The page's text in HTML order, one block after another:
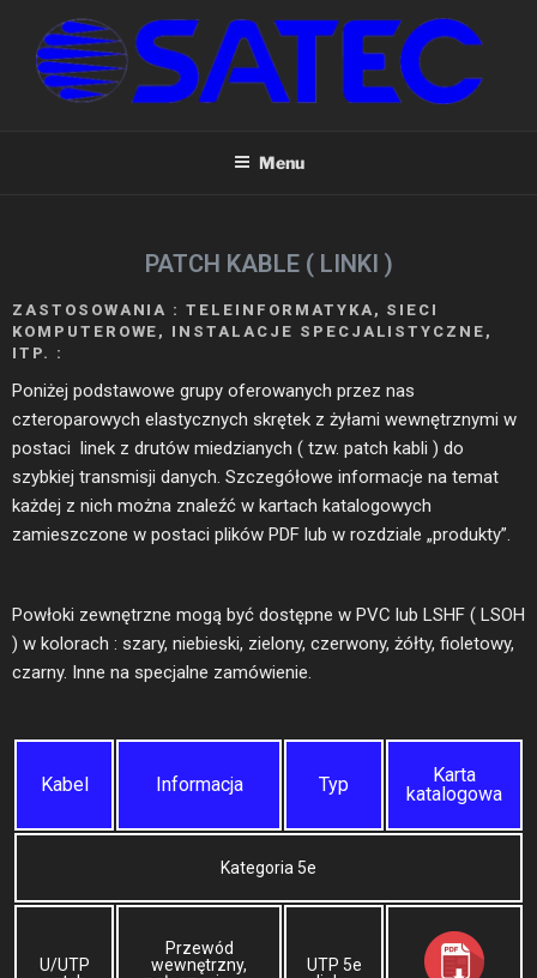
CCTV, CATV, Radiokomunikacji, Teleinformatyce, WLAN, CB, SMATV
Menu
PATCH KABLE ( LINKI )
ZASTOSOWANIA : TELEINFORMATYKA, SIECI
KOMPUTEROWE, INSTALACJE SPECJALISTYCZNE,
ITP. :
Poniżej podstawowe grupy oferowanych przez nas
czteroparowych elastycznych skrętek z żyłami wewnętrznymi w
postaci linek z drutów miedzianych ( tzw. patch kabli ) do
szybkiej transmisji danych. Szczegółowe informacje na temat
każdej z nich można znaleźć w kartach katalogowych
zamieszczone w postaci plików PDF lub w rozdziale „produkty”.
Powłoki zewnętrzne mogą być dostępne w PVC lub LSHF ( LSOH
) w kolorach : szary, niebieski, zielony, czerwony, żółty, fioletowy,
czarny. Inne na specjalne zamówienie.
Kabel Informacja Typ
Karta
katalogowa
Kategoria 5e
U/UTP
Przewód
wewnętrzny,
UTP 5e